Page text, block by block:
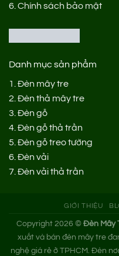
6. Chính sách bảo mật
Danh mục sản phẩm
1. Đèn mây tre
2. Đèn thả mây tre
3. Đèn gỗ
4. Đèn gỗ thả trần
5. Đèn gỗ treo tường
6. Đèn vải
7. Đèn vải thả trần
GIỚI THIỆU
Copyright 2026 © Đèn Mây
xuất và bán đèn mây tre
nghệ giá rẻ ở TPHCM. Đèn